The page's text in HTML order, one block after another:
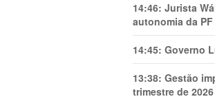
14:46: Jurista
autonomia da PF
14:45: Governo
13:38: Gestão
trimestre de 2026